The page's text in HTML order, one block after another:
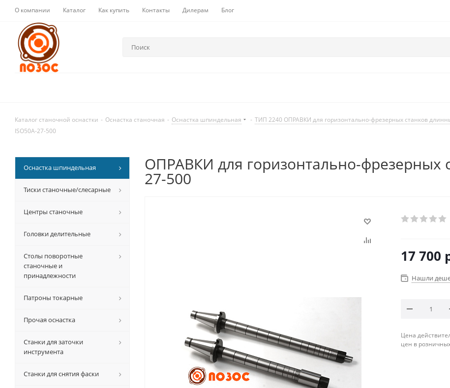
О компании Каталог Как купить Контакты Дилерам Блог
Каталог станочной оснастки - Оснастка станочная - Оснастка шпиндельная - ТИП 2240 ОПРАВКИ для горизонтально-фрезерных станков
ISO50A-27-500
ОПРАВКИ для горизонтально-фрезерных
27-500
17 700
Нашли
Цена
цен в
Оснастка шпиндельная
Тиски станочные/слесарные
Центры станочные
Головки делительные
Столы поворотные
станочные и
принадлежности
Патроны токарные
Прочая оснастка
Станки для заточки
инструмента
Станки для снятия фаски